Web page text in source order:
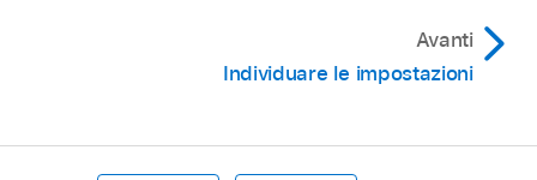
Avanti
Individuare le impostazioni